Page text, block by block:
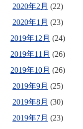
2020年2月 (22)
2020年1月 (23)
2019年12月 (24)
2019年11月 (26)
2019年10月 (26)
2019年9月 (25)
2019年8月 (30)
2019年7月 (23)